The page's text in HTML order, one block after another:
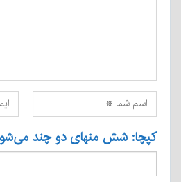
کپچا: شش منهای دو چند